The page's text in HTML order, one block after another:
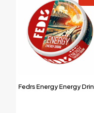
Fedrs Energy Energy